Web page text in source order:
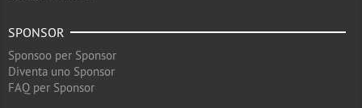
SPONSOR
Sponsoo per Sponsor
Diventa uno Sponsor
FAQ per Sponsor